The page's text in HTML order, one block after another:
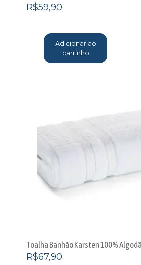
R$59,90
Adicionar ao
carrinho
Toalha Banhão Karsten 100%
R$67,90